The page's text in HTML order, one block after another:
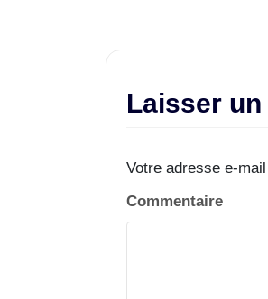
Laisser
Votre adresse e-
Commentaire